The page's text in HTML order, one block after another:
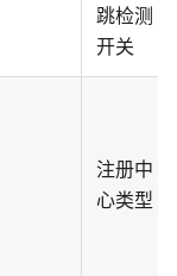
跳检测
开关
注册中
心类型